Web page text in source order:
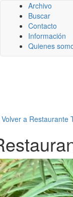
Archivo
Buscar
Contacto
Información
Quienes
Volver a Restaurante